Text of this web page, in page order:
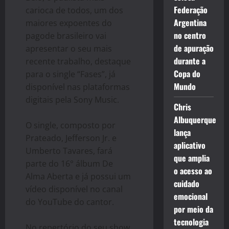
carioca de todos, um dos
maiores expoentes do
pagode brasileiro vai
apresentar o seu mais
recente trabalho, destaque
para o single “Fases”, já
disponível nas plataformas
digitais pela Sony Music.
O single, composto por
Prateado, Jefferson Jr. e
Umberto Tavares, fará
parte do 16° álbum De
Alma Aberta e já possui um
vídeo disponível no canal
do YouTube do cantor.
Federação
Argentina
no centro
de apuração
durante a
Copa do
Mundo
Chris
Albuquerque
lança
aplicativo
que amplia
o acesso ao
cuidado
emocional
por meio da
tecnologia